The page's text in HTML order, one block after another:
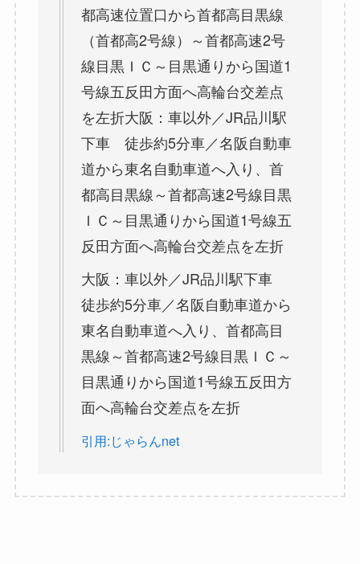
都高速位置口から首都高目黒線
（首都高2号線）～首都高速2号
線目黒ＩＣ～目黒通りから国道1
号線五反田方面へ高輪台交差点
を左折大阪：車以外／JR品川駅
下車 徒歩約5分車／名阪自動車
道から東名自動車道へ入り、首
都高目黒線～首都高速2号線目黒
ＩＣ～目黒通りから国道1号線五
反田方面へ高輪台交差点を左折
大阪：車以外／JR品川駅下車
徒歩約5分車／名阪自動車道から
東名自動車道へ入り、首都高目
黒線～首都高速2号線目黒ＩＣ～
目黒通りから国道1号線五反田方
面へ高輪台交差点を左折
引用:じゃらんnet